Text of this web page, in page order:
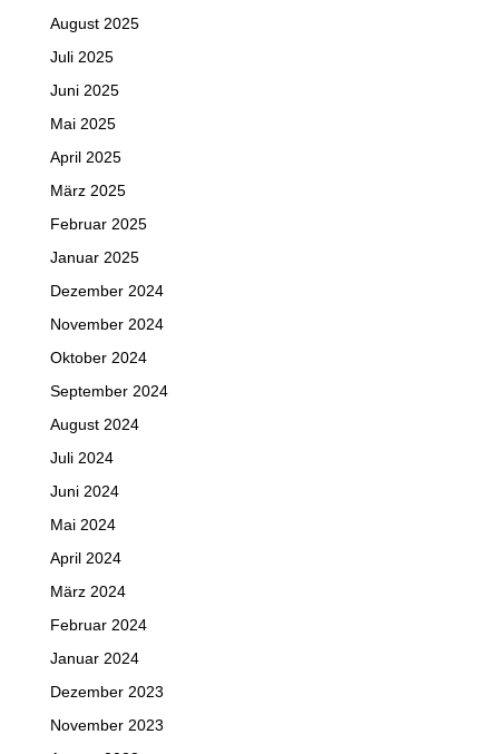
August 2025
Juli 2025
Juni 2025
Mai 2025
April 2025
März 2025
Februar 2025
Januar 2025
Dezember 2024
November 2024
Oktober 2024
September 2024
August 2024
Juli 2024
Juni 2024
Mai 2024
April 2024
März 2024
Februar 2024
Januar 2024
Dezember 2023
November 2023